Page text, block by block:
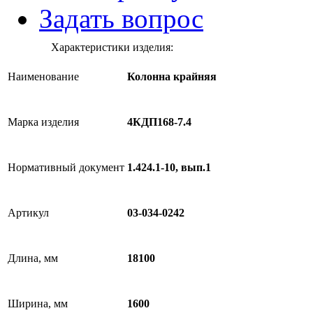
Задать вопрос
Характеристики изделия:
Наименование Колонна крайняя
Марка изделия 4КДП168-7.4
Нормативный документ 1.424.1-10, вып.1
Артикул 03-034-0242
Длина, мм 18100
Ширина, мм 1600